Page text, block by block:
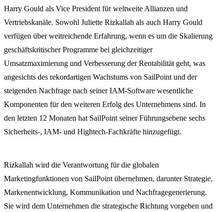
Harry Gould als Vice President für weltweite Allianzen und
Vertriebskanäle. Sowohl Juliette Rizkallah als auch Harry Gould
verfügen über weitreichende Erfahrung, wenn es um die Skalierung
geschäftskritischer Programme bei gleichzeitiger
Umsatzmaximierung und Verbesserung der Rentabilität geht, was
angesichts des rekordartigen Wachstums von SailPoint und der
steigenden Nachfrage nach seiner IAM-Software wesentliche
Komponenten für den weiteren Erfolg des Unternehmens sind. In
den letzten 12 Monaten hat SailPoint seiner Führungsebene sechs
Sicherheits-, IAM- und Hightech-Fachkräfte hinzugefügt.
Rizkallah wird die Verantwortung für die globalen
Marketingfunktionen von SailPoint übernehmen, darunter Strategie,
Markenentwicklung, Kommunikation und Nachfragegenerierung.
Sie wird dem Unternehmen die strategische Richtung vorgeben und